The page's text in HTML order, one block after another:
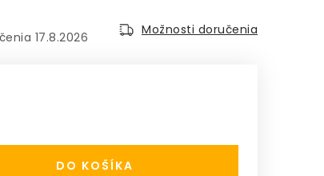
17.8.2026
Možnosti doručenia
DO KOŠÍKA